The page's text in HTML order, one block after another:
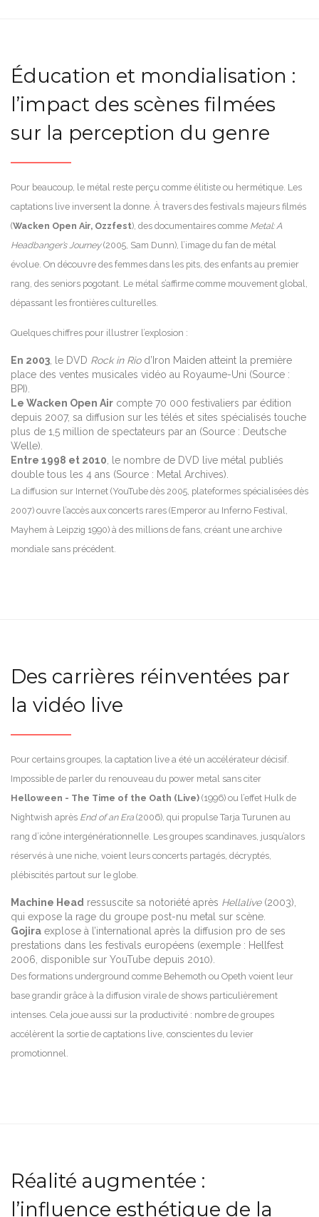
Éducation et mondialisation :
l’impact des scènes filmées
sur la perception du genre
Pour beaucoup, le métal reste perçu comme élitiste ou hermétique. Les
captations live inversent la donne. À travers des festivals majeurs filmés
(Wacken Open Air, Ozzfest), des documentaires comme Metal: A
Headbanger’s Journey(2005, Sam Dunn), l’image du fan de métal
évolue. On découvre des femmes dans les pits, des enfants au premier
rang, des seniors pogotant. Le métal s’affirme comme mouvement global,
dépassant les frontières culturelles.
Quelques chiffres pour illustrer l’explosion :
En 2003 , le DVD Rock in Riod’Iron Maiden atteint la première
place des ventes musicales vidéo au Royaume-Uni (Source :
BPI).
Le Wacken Open Air compte 70 000 festivaliers par édition
depuis 2007, sa diffusion sur les télés et sites spécialisés touche
plus de 1,5 million de spectateurs par an (Source : Deutsche
Welle).
Entre 1998 et 2010 , le nombre de DVD live métal publiés
double tous les 4 ans (Source : Metal Archives).
La diffusion sur Internet (YouTube dès 2005, plateformes spécialisées dès
2007) ouvre l’accès aux concerts rares (Emperor au Inferno Festival,
Mayhem à Leipzig 1990) à des millions de fans, créant une archive
mondiale sans précédent.
Des carrières réinventées par
la vidéo live
Pour certains groupes, la captation live a été un accélérateur décisif.
Impossible de parler du renouveau du power metal sans citer
Helloween - The Time of the Oath (Live) (1996) ou l’effet Hulk de
Nightwish après End of an Era (2006), qui propulse Tarja Turunen au
rang d’icône intergénérationnelle. Les groupes scandinaves, jusqu’alors
réservés à une niche, voient leurs concerts partagés, décryptés,
plébiscités partout sur le globe.
Machine Head ressuscite sa notoriété après Hellalive(2003),
qui expose la rage du groupe post-nu metal sur scène.
Gojira explose à l’international après la diffusion pro de ses
prestations dans les festivals européens (exemple : Hellfest
2006, disponible sur YouTube depuis 2010).
Des formations underground comme Behemoth ou Opeth voient leur
base grandir grâce à la diffusion virale de shows particulièrement
intenses. Cela joue aussi sur la productivité : nombre de groupes
accélèrent la sortie de captations live, conscientes du levier
promotionnel.
Réalité augmentée :
l’influence esthétique de la